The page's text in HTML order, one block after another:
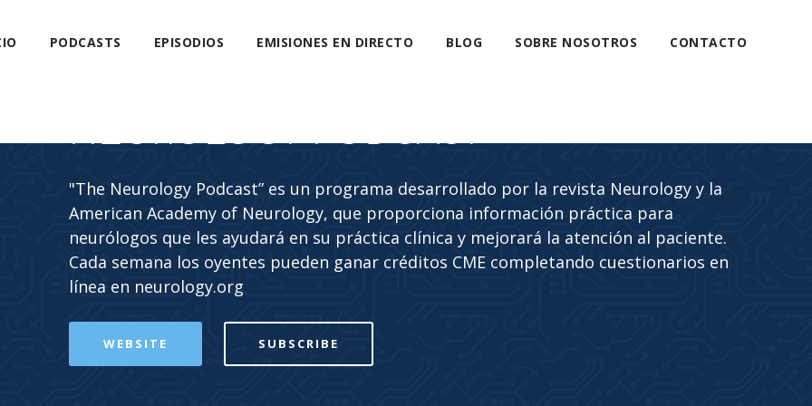
PODCASTS EPISODIOS EMISIONES EN DIRECTO BLOG SOBRE NOSOTROS CONTACTO
NEUROLOGY PODCAST
"The Neurology Podcast” es un programa desarrollado por la revista Neurology y la
American Academy of Neurology, que proporciona información práctica para
neurólogos que les ayudará en su práctica clínica y mejorará la atención al paciente.
Cada semana los oyentes pueden ganar créditos CME completando cuestionarios en
línea en neurology.org
WEBSITE SUBSCRIBE